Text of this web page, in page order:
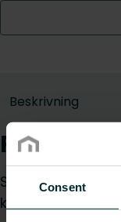
Consent
Beskrivning
Styr termostat
konvektorn är kall